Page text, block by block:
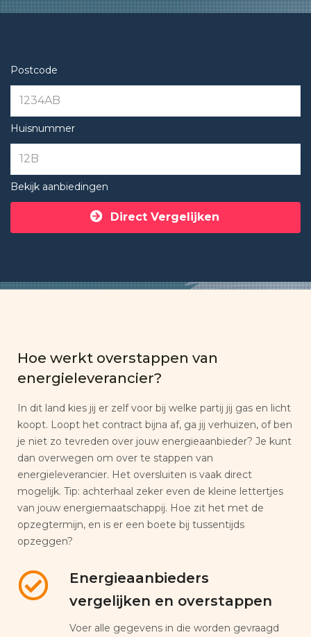
Postcode
Huisnummer
Bekijk aanbiedingen
Direct Vergelijken
Hoe werkt overstappen van
energieleverancier?
In dit land kies jij er zelf voor bij welke partij jij gas en licht
koopt. Loopt het contract bijna af, ga jij verhuizen, of ben
je niet zo tevreden over jouw energieaanbieder? Je kunt
dan overwegen om over te stappen van
energieleverancier. Het oversluiten is vaak direct
mogelijk. Tip: achterhaal zeker even de kleine lettertjes
van jouw energiemaatschappij. Hoe zit het met de
opzegtermijn, en is er een boete bij tussentijds
opzeggen?
Energieaanbieders
vergelijken en overstappen
Voer alle gegevens in die worden gevraagd